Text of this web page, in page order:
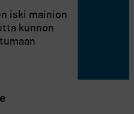
iski mainion
kunnon